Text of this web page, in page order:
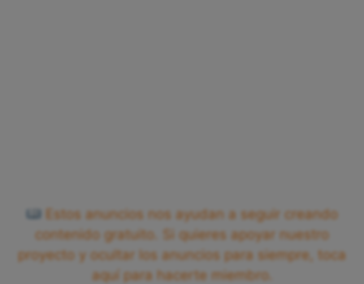
Estos anuncios nos ayudan a seguir creando
contenido gratuito. Si quieres apoyar nuestro
proyecto y ocultar los anuncios para siempre, toca
aquí para hacerte miembro.